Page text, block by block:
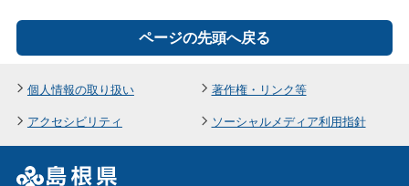
ページの先頭へ戻る
個人情報の取り扱い
著作権・リンク等
アクセシビリティ
ソーシャルメディア利用指針